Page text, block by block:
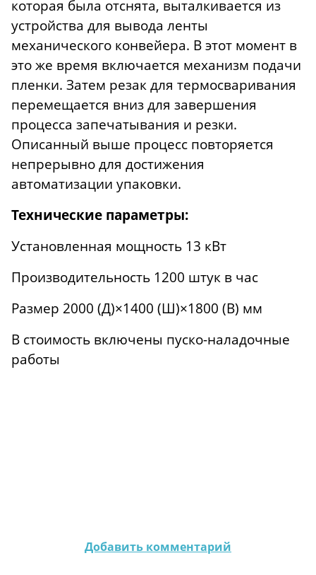
которая была отснята, выталкивается из
устройства для вывода ленты
механического конвейера. В этот момент в
это же время включается механизм подачи
пленки. Затем резак для термосваривания
перемещается вниз для завершения
процесса запечатывания и резки.
Описанный выше процесс повторяется
непрерывно для достижения
автоматизации упаковки.
Технические параметры:
Установленная мощность 13 кВт
Производительность 1200 штук в час
Размер 2000 (Д)×1400 (Ш)×1800 (В) мм
В стоимость включены пуско-наладочные
работы
Добавить комментарий